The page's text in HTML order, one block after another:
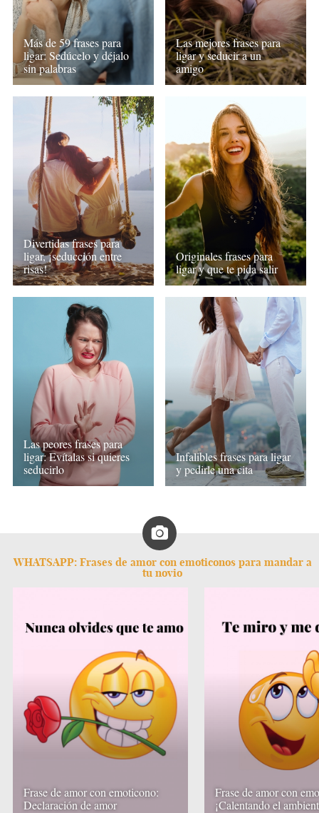
Más de 59 frases para
ligar: Sedúcelo y déjalo
sin palabras
Las mejores frases para
ligar y seducir a un
amigo
Divertidas frases para
ligar, ¡seducción entre
risas!
Originales frases para
ligar y que te pida salir
Las peores frases para
ligar: Evítalas si quieres
seducirlo
Infalibles frases para ligar
y pedirle una cita
WHATSAPP: Frases de amor con emoticonos para mandar a
tu novio
Frase de amor con emoticono:
Declaración de amor
Frase de amor con
¡Calentando el